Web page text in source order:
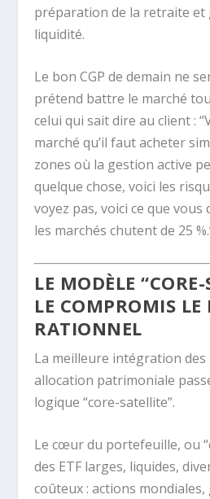
préparation de la retraite et
liquidité.
Le bon CGP de demain ne
prétend battre le marché
celui qui sait dire au client :
marché qu’il faut acheter
zones où la gestion active
quelque chose, voici les
voyez pas, voici ce que vous
les marchés chutent de 25
LE MODÈLE
LE COMPROMIS LE
RATIONNEL
La meilleure intégration des
allocation patrimoniale
logique “core-satellite”.
Le cœur du portefeuille, ou
des ETF larges, liquides,
coûteux : actions mondiales,